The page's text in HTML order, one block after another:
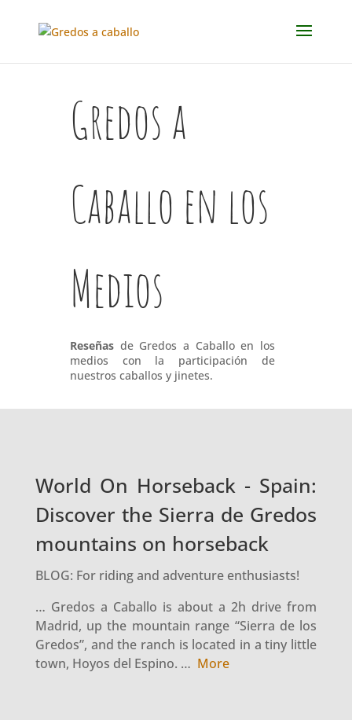
Gredos a
Caballo en los
Medios
Reseñasde Gredos a Caballo en los
medios con la participación de
nuestros caballos y jinetes.
World On Horseback - Spain:
Discover the Sierra de Gredos
mountains on horseback
BLOG: For riding and adventure enthusiasts!
… Gredos a Caballo is about a 2h drive from
Madrid, up the mountain range “Sierra de los
Gredos”, and the ranch is located in a tiny little
town, Hoyos del Espino. … More